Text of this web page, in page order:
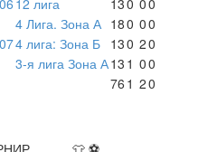
4 Лига. Зона А 180 00
4 лига: Зона Б 130 20
3-я лига Зона А13 1 00
76 1 20
👕 ⚽